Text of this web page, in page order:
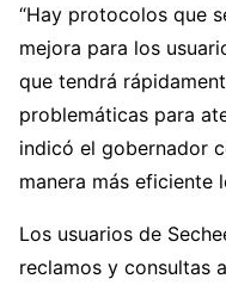
“Hay protocolos que
mejora para los
que tendrá
problemáticas para
indicó el gobernador
manera más eficiente
Los usuarios de
reclamos y consultas